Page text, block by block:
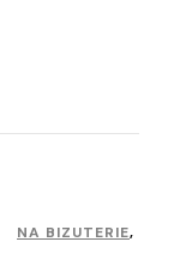
NA BIZUTERIE,